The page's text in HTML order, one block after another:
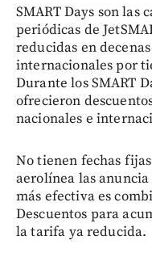
SMART Days son las
periódicas de
reducidas en
internacionales por
Durante los SMART
ofrecieron
nacionales e
No tienen fechas
aerolínea las
más efectiva es
Descuentos para
la tarifa ya reducida.